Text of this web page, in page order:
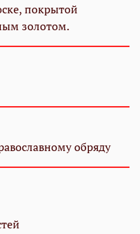
покрытой
золотом.
обряду